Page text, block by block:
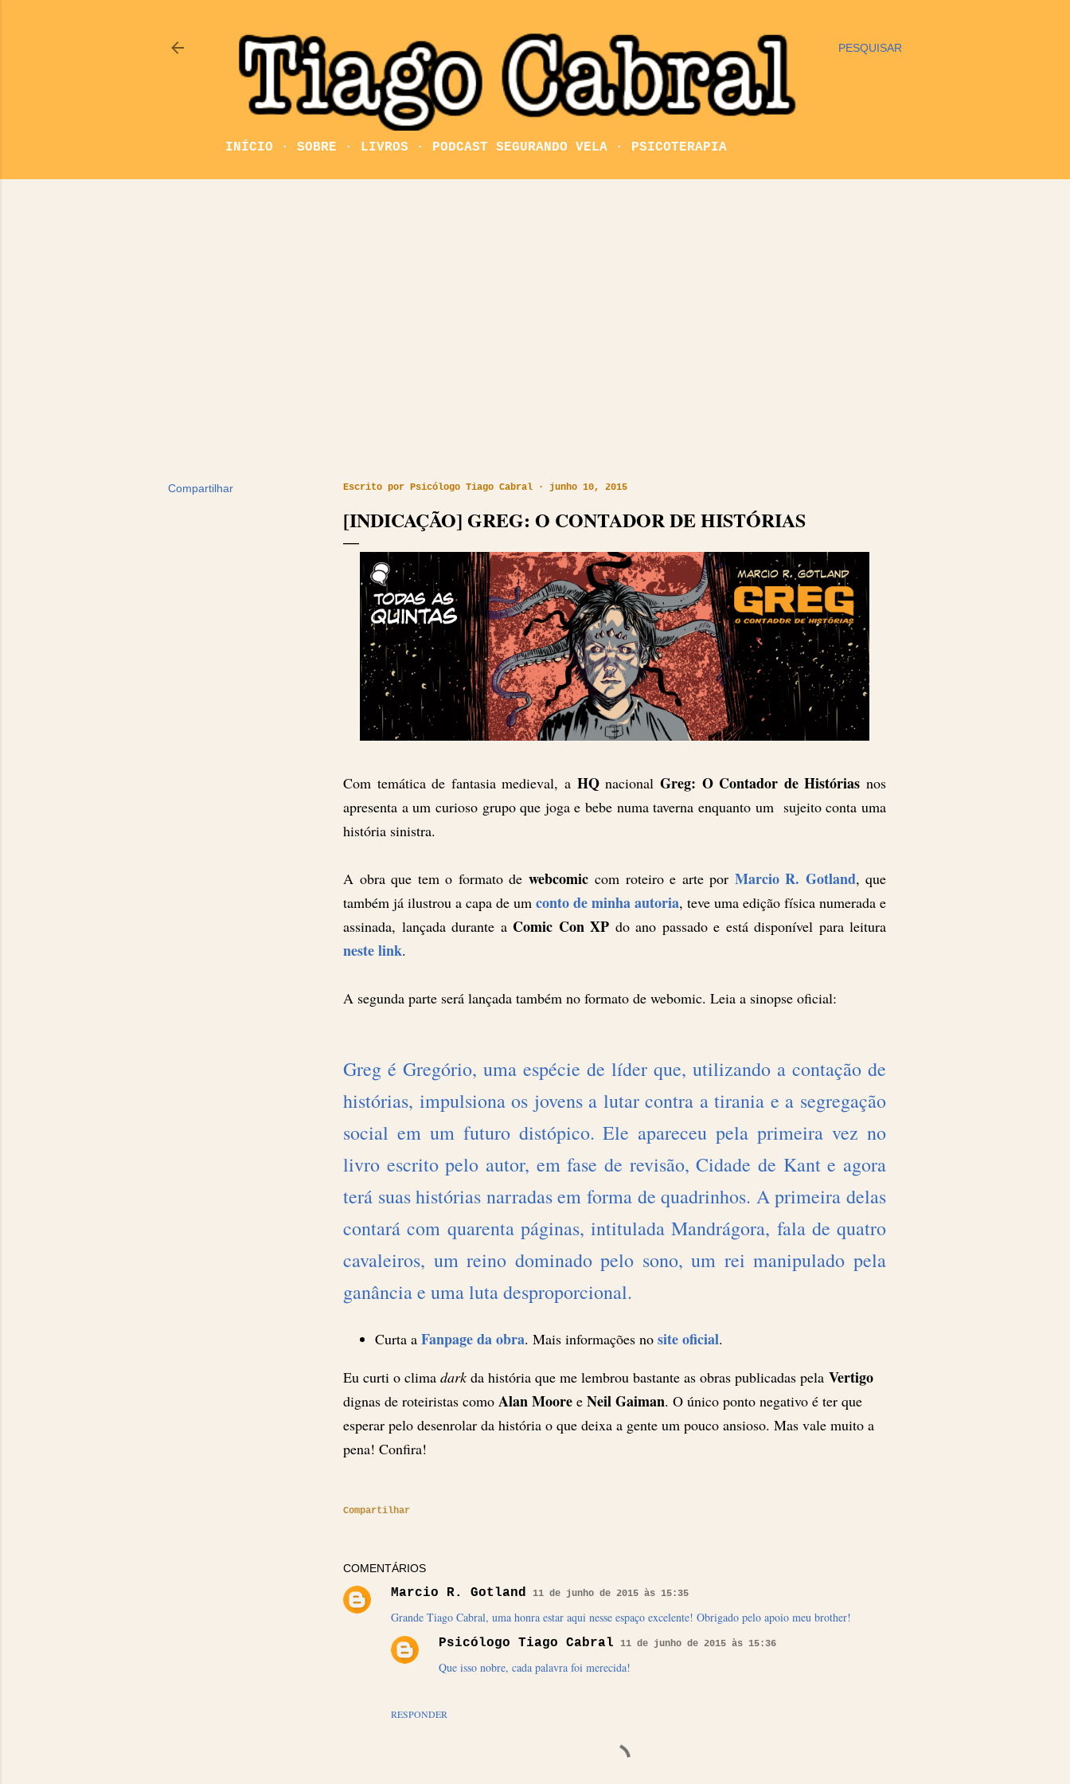
PESQUISAR
INÍCIO SOBRE LIVROS PODCAST SEGURANDO VELA PSICOTERAPIA
Compartilhar Escrito por Psicólogo Tiago Cabral junho 10, 2015
[INDICAÇÃO] GREG: O CONTADOR DE HISTÓRIAS
Com temática de fantasia medieval, a HQnacional Greg: O Contador de Históriasnos
apresenta a um curioso grupo que joga e bebe numa taverna enquanto um sujeito conta uma
história sinistra.
A obra que tem o formato de webcomiccom roteiro e arte por Marcio R. Gotland, que
também já ilustrou a capa de um conto de minha autoria, teve uma edição física numerada e
assinada, lançada durante aComic Con XP do ano passado e está disponível para leitura
neste link.
A segunda parte será lançada também no formato de webomic. Leia a sinopse oficial:
Greg é Gregório, uma espécie de líder que, utilizando a contação de
histórias, impulsiona os jovens a lutar contra a tirania e a segregação
social em um futuro distópico. Ele apareceu pela primeira vez no
livro escrito pelo autor, em fase de revisão, Cidade de Kant e agora
terá suas histórias narradas em forma de quadrinhos. A primeira delas
contará com quarenta páginas, intitulada Mandrágora, fala de quatro
cavaleiros, um reino dominado pelo sono, um rei manipulado pela
ganância e uma luta desproporcional.
Curta a Fanpage da obra. Mais informações no site oficial.
Eu curti o clima darkda história que me lembrou bastante as obras publicadas pela Vertigo
dignas de roteiristas como Alan Moore e Neil Gaiman. O único ponto negativo é ter que
esperar pelo desenrolar da história o que deixa a gente um pouco ansioso. Mas vale muito a
pena! Confira!
Compartilhar
COMENTÁRIOS
Marcio R. Gotland 11 de junho de 2015 às 15:35
Grande Tiago Cabral, uma honra estar aqui nesse espaço excelente! Obrigado pelo apoio meu brother!
RESPONDER
Psicólogo Tiago Cabral 11 de junho de 2015 às 15:36
Que isso nobre, cada palavra foi merecida!